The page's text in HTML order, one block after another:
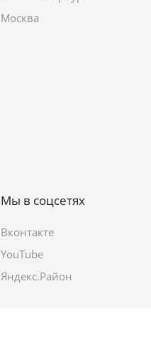
Москва
Мы в соцсетях
Вконтакте
YouTube
Яндекс.Район